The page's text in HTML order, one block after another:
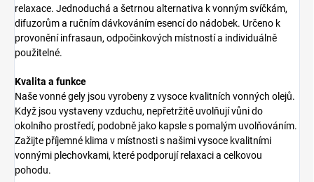
relaxace. Jednoduchá a šetrnou alternativa k vonným svíčkám,
difuzorům a ručním dávkováním esencí do nádobek. Určeno k
provonění infrasaun, odpočinkových místností a individuálně
použitelné.
Kvalita a funkce
Naše vonné gely jsou vyrobeny z vysoce kvalitních vonných olejů.
Když jsou vystaveny vzduchu, nepřetržitě uvolňují vůni do
okolního prostředí, podobně jako kapsle s pomalým uvolňováním.
Zažijte příjemné klima v místnosti s našimi vysoce kvalitními
vonnými plechovkami, které podporují relaxaci a celkovou
pohodu.